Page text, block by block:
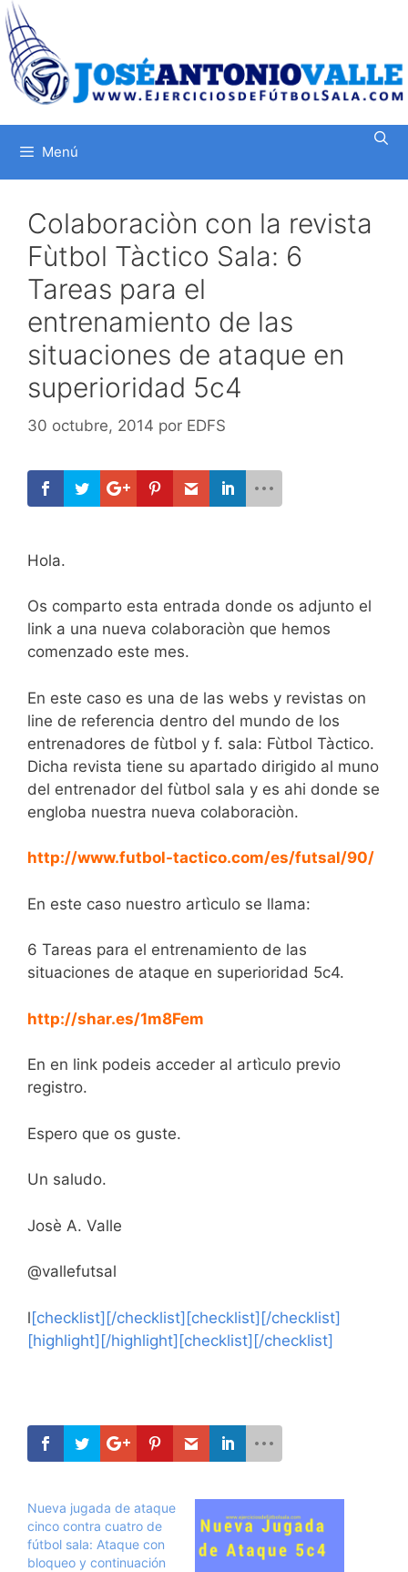
Saltar
al
contenido
Menú
Colaboraciòn con la revista
Fùtbol Tàctico Sala: 6
Tareas para el
entrenamiento de las
situaciones de ataque en
superioridad 5c4
30 octubre, 2014 por EDFS
Hola.
Os comparto esta entrada donde os adjunto el
link a una nueva colaboraciòn que hemos
comenzado este mes.
En este caso es una de las webs y revistas on
line de referencia dentro del mundo de los
entrenadores de fùtbol y f. sala: Fùtbol Tàctico.
Dicha revista tiene su apartado dirigido al muno
del entrenador del fùtbol sala y es ahi donde se
engloba nuestra nueva colaboraciòn.
http://www.futbol-tactico.com/es/futsal/90/
En este caso nuestro artìculo se llama:
6 Tareas para el entrenamiento de las
situaciones de ataque en superioridad 5c4.
http://shar.es/1m8Fem
En en link podeis acceder al artìculo previo
registro.
Espero que os guste.
Un saludo.
Josè A. Valle
@vallefutsal
l[checklist][/checklist][checklist][/checklist]
[highlight][/highlight][checklist][/checklist]
Nueva jugada de ataque
cinco contra cuatro de
fútbol sala: Ataque con
bloqueo y continuación